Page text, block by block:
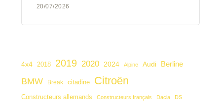
20/07/2026
4x4 2018 2019 2020 2024 Alpine Audi Berline
BMW Break citadine Citroën
Constructeurs allemands Constructeurs français Dacia DS